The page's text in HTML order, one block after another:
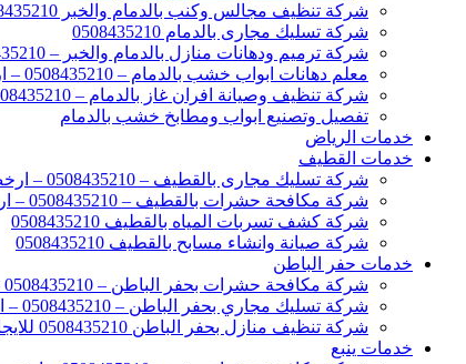
شركة تنظيف مجالس وكنب بالدمام والخبر 0508435210
شركة تسليك مجارى بالدمام 0508435210
شركة ترميم ودهانات منازل بالدمام والخبر – 0508435210 – ارخص الاسعار
معلم دهانات ابواب خشب بالدمام – 0508435210 – ارخص الاسعار
شركة تنظيف وصيانة افران غاز بالدمام – 0508435210 – ارخص الاسعار
تفصيل وتصنيع ابواب ومطابخ خشب بالدمام
خدمات الرياض
خدمات القطيف
شركة تسليك مجارى بالقطيف – 0508435210 – ارخص الاسعار
شركة مكافحة حشرات بالقطيف – 0508435210 – ارخص الاسعار
شركة كشف تسربات المياه بالقطيف 0508435210
شركة صيانة وانشاء مسابح بالقطيف 0508435210
خدمات حفر الباطن
شركة مكافحة حشرات بحفر الباطن – 0508435210 – ارخص الاسعار
شركة تسليك مجاري بحفر الباطن – 0508435210 – ارخص الاسعار
شركة تنظيف منازل بحفر الباطن 0508435210 للايجار
خدمات ينبع